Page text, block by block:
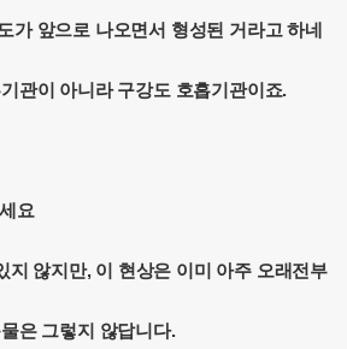
가 앞으로 나오면서 형성된 거라고 하네
관이 아니라 구강도 호흡기관이죠.
요
않지만, 이 현상은 이미 아주 오래전부
은 그렇지 않답니다.